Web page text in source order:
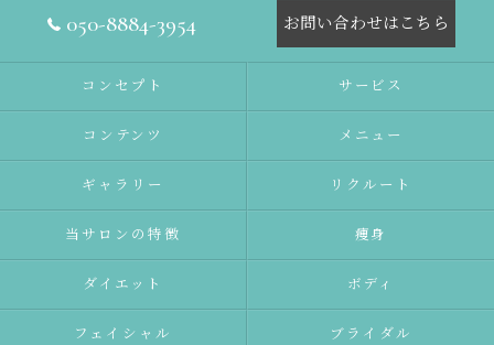
050-8884-3954 お問い合わせはこちら
コンセプト サービス
コンテンツ メニュー
ギャラリー リクルート
当サロンの特徴 痩身
ダイエット ボディ
フェイシャル ブライダル